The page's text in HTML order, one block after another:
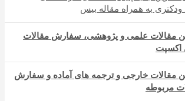
ودکتری به همراه مقاله بیس
مقالات علمی و پژوهشی، سفارش مقالات
مقالات خارجی و ترجمه های آماده و سفارش
مربوطه